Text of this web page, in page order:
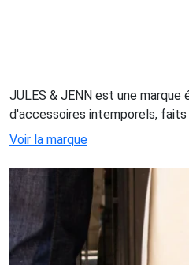
JULES & JENN est une marque
d'accessoires intemporels, faits
Voir la marque